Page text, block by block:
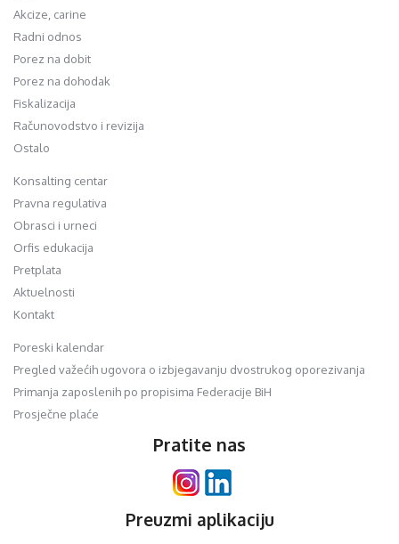
Akcize, carine
Radni odnos
Porez na dobit
Porez na dohodak
Fiskalizacija
Računovodstvo i revizija
Ostalo
Konsalting centar
Pravna regulativa
Obrasci i urneci
Orfis edukacija
Pretplata
Aktuelnosti
Kontakt
Poreski kalendar
Pregled važećih ugovora o izbjegavanju dvostrukog oporezivanja
Primanja zaposlenih po propisima Federacije BiH
Prosječne plaće
Pratite nas
Preuzmi aplikaciju